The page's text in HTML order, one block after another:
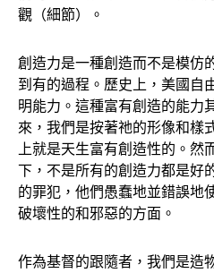
觀（細節）。
創造力是一種創造而不是模仿
到有的過程。歷史上，美國自
明能力。這種富有創造的能力
來，我們是按著祂的形像和樣
上就是天生富有創造性的。然
下，不是所有的創造力都是好
的罪犯，他們愚蠢地並錯誤地
破壞性的和邪惡的方面。
作為基督的跟隨者，我們是造